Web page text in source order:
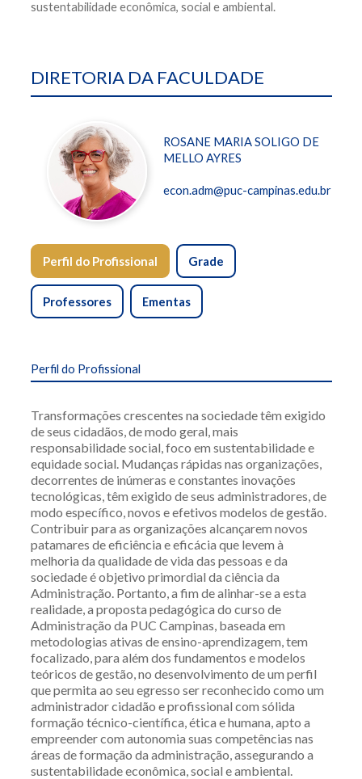
sustentabilidade econômica, social e ambiental.
DIRETORIA DA FACULDADE
ROSANE MARIA SOLIGO DE
MELLO AYRES
econ.adm@puc-campinas.edu.br
Perfil do Profissional Grade
Professores Ementas
Perfil do Profissional
Transformações crescentes na sociedade têm exigido
de seus cidadãos, de modo geral, mais
responsabilidade social, foco em sustentabilidade e
equidade social. Mudanças rápidas nas organizações,
decorrentes de inúmeras e constantes inovações
tecnológicas, têm exigido de seus administradores, de
modo específico, novos e efetivos modelos de gestão.
Contribuir para as organizações alcançarem novos
patamares de eficiência e eficácia que levem à
melhoria da qualidade de vida das pessoas e da
sociedade é objetivo primordial da ciência da
Administração. Portanto, a fim de alinhar-se a esta
realidade, a proposta pedagógica do curso de
Administração da PUC Campinas, baseada em
metodologias ativas de ensino-aprendizagem, tem
focalizado, para além dos fundamentos e modelos
teóricos de gestão, no desenvolvimento de um perfil
que permita ao seu egresso ser reconhecido como um
administrador cidadão e profissional com sólida
formação técnico-científica, ética e humana, apto a
empreender com autonomia suas competências nas
áreas de formação da administração, assegurando a
sustentabilidade econômica, social e ambiental.